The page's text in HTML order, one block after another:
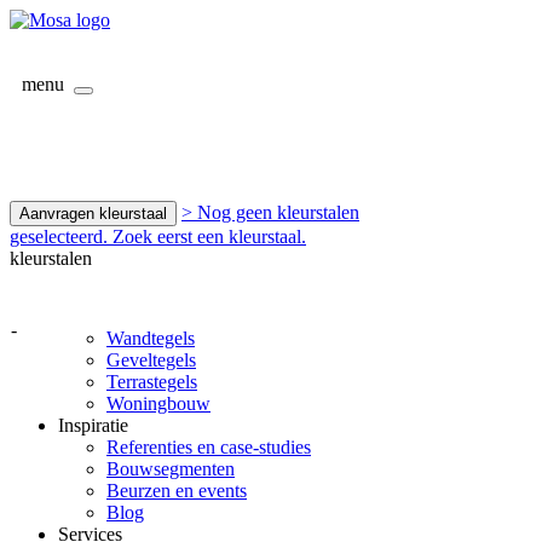
menu
Aanvragen kleurstaal
> Nog geen kleurstalen
geselecteerd. Zoek eerst een kleurstaal.
kleurstalen
-
Wandtegels
Geveltegels
Terrastegels
Woningbouw
Inspiratie
Referenties en case-studies
Bouwsegmenten
Beurzen en events
Blog
Services